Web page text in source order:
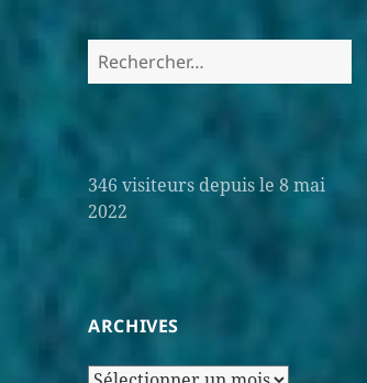
346 visiteurs depuis le 8 mai
2022
ARCHIVES